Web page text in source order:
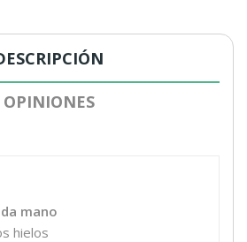
OPINIONES
mano
hielos